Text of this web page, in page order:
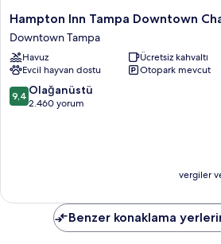
Hampton
Inn
Tampa
Downtown
Channel
District
Downtown
Hampton Inn Tampa Downtown
Downtown Tampa
Havuz
Ücretsiz kahvaltı
Evcil hayvan dostu
Otopark mevcut
10
üzerinden
9,4 Olağanüstü
2.460 yorum
vergiler
Benzer konaklama